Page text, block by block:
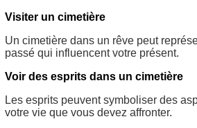
Visiter un cimetière
Un cimetière dans un rêve peut
passé qui influencent votre présent.
Voir des esprits dans un cimetière
Les esprits peuvent symboliser des
votre vie que vous devez affronter.